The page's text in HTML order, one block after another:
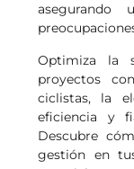
asegurando
Optimiza la
proyectos
ciclistas, la
eficiencia y
Descubre
gestión en